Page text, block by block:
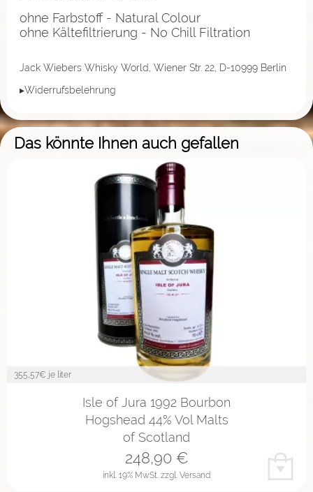
ohne Farbstoff - Natural Colour
ohne Kältefiltrierung - No Chill Filtration
Jack Wiebers Whisky World, Wiener Str. 22, D-10999 Berlin
▸Widerrufsbelehrung
Das könnte Ihnen auch gefallen
355,57€ je liter
Isle of Jura 1992 Bourbon
Hogshead 44% Vol Malts
of Scotland
inkl. 19% MwSt. zzgl. Versand
248,90€